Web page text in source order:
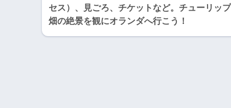
セス）、見ごろ、チケットなど。チューリップ
畑の絶景を観にオランダへ行こう！